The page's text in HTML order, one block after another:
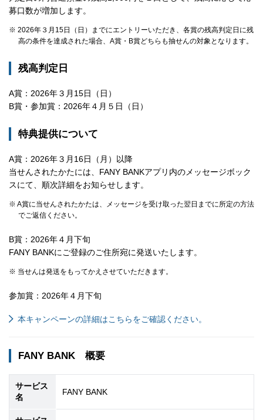
募口数が増加します。
※ 2026年３月15日（日）までにエントリーいただき、各賞の残高判定日に残
高の条件を達成された場合、A賞・B賞どちらも抽せんの対象となります。
残高判定日
A賞：2026年３月15日（日）
B賞・参加賞：2026年４月５日（日）
特典提供について
A賞：2026年３月16日（月）以降
当せんされたかたには、FANY BANKアプリ内のメッセージボック
スにて、順次詳細をお知らせします。
※ A賞に当せんされたかたは、メッセージを受け取った翌日までに所定の方法
でご返信ください。
B賞：2026年４月下旬
FANY BANKにご登録のご住所宛に発送いたします。
※ 当せんは発送をもってかえさせていただきます。
参加賞：2026年４月下旬
本キャンペーンの詳細はこちらをご確認ください。
FANY BANK 概要
サービス
名
FANY BANK